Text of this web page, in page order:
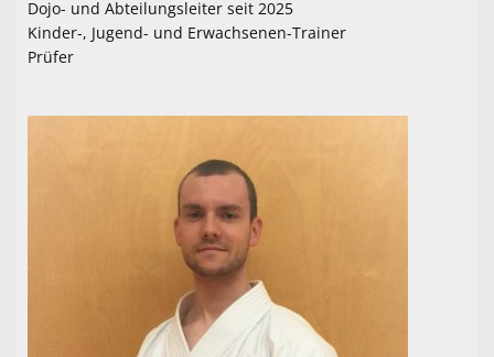
Dojo- und Abteilungsleiter seit 2025
Kinder-, Jugend- und Erwachsenen-Trainer
Prüfer